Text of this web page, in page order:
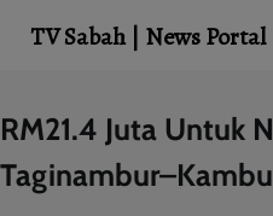
Skip
to
content
RM21.4 Juta Untuk
TV Sabah | News Portal